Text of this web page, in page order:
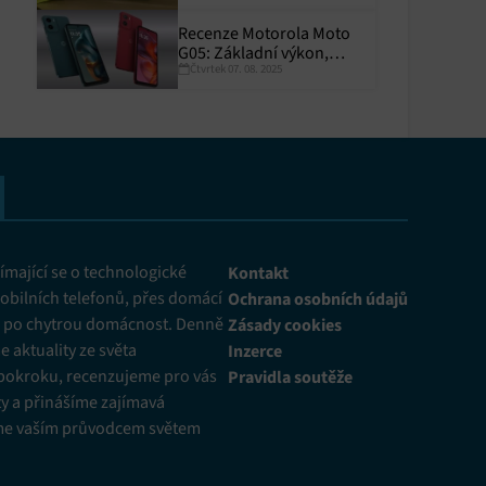
Recenze Motorola Moto
G05: Základní výkon,
skvělá výdrž
Čtvrtek 07. 08. 2025
se o technologické
telefonů, přes domácí
chytrou domácnost. Denně
aktuality ze světa
recenzujeme pro vás
a přinášíme zajímavá
vaším průvodcem světem
Kontakt
Ochrana osobních údajů
Zásady cookies
Inzerce
Pravidla soutěže